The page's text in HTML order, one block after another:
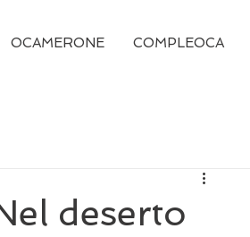
OCAMERONE COMPLEOCA
deserto